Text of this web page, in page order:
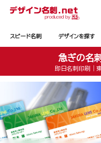
スピード名刺 デザインを探す
急ぎの名
即日名刺印刷｜